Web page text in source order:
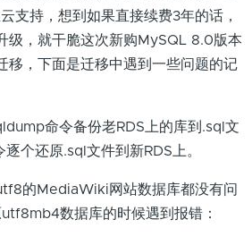
支持，想到如果直接续费3年的话，
级，就干脆这次新购MySQL 8.0版本
移，下面是迁移中遇到一些问题的记
命令备份老RDS上的库到.sql文
个还原.sql文件到新RDS上。
的MediaWiki网站数据库都没有问
数据库的时候遇到报错：